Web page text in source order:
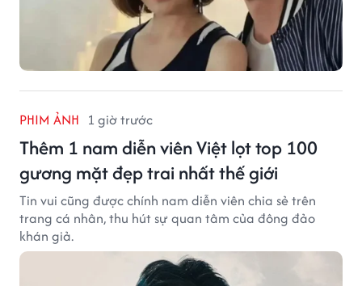
PHIM ẢNH 1 giờ trước
Thêm 1 nam diễn viên Việt lọt top 100
gương mặt đẹp trai nhất thế giới
Tin vui cũng được chính nam diễn viên chia sẻ trên
trang cá nhân, thu hút sự quan tâm của đông đảo
khán giả.